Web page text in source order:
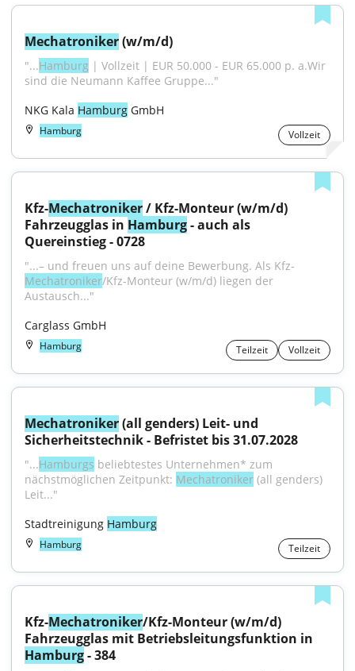
Mechatroniker (w/m/d)
"...Hamburg | Vollzeit | EUR 50.000 - EUR 65.000 p. a.Wir
sind die Neumann Kaffee Gruppe..."
NKG Kala Hamburg GmbH
Hamburg Vollzeit
Kfz-Mechatroniker / Kfz-Monteur (w/m/d)
Fahrzeugglas in Hamburg - auch als
Quereinstieg - 0728
"...– und freuen uns auf deine Bewerbung. Als Kfz-
Mechatroniker/Kfz-Monteur (w/m/d) liegen der
Austausch..."
Carglass GmbH
Hamburg Teilzeit Vollzeit
Mechatroniker (all genders) Leit- und
Sicherheitstechnik - Befristet bis 31.07.2028
"...Hamburgs beliebtestes Unternehmen* zum
nächstmöglichen Zeitpunkt: Mechatroniker (all genders)
Leit..."
Stadtreinigung Hamburg
Hamburg Teilzeit
Kfz-Mechatroniker/Kfz-Monteur (w/m/d)
Hamburg - 384